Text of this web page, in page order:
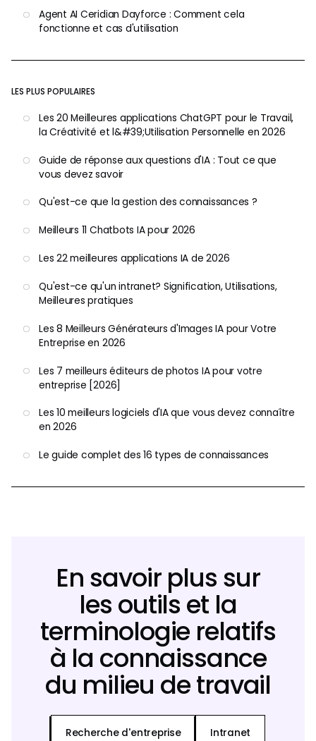
Agent AI Ceridian Dayforce : Comment cela
fonctionne et cas d'utilisation
LES PLUS POPULAIRES
Les 20 Meilleures applications ChatGPT pour le Travail,
la Créativité et l&#39;Utilisation Personnelle en 2026
Guide de réponse aux questions d'IA : Tout ce que
vous devez savoir
Qu'est-ce que la gestion des connaissances ?
Meilleurs 11 Chatbots IA pour 2026
Les 22 meilleures applications IA de 2026
Qu'est-ce qu'un intranet? Signification, Utilisations,
Meilleures pratiques
Les 8 Meilleurs Générateurs d'Images IA pour Votre
Entreprise en 2026
Les 7 meilleurs éditeurs de photos IA pour votre
entreprise [2026]
Les 10 meilleurs logiciels d'IA que vous devez connaître
en 2026
Le guide complet des 16 types de connaissances
En savoir plus sur
les outils et la
terminologie relatifs
à la connaissance
du milieu de travail
Recherche d'entreprise Intranet